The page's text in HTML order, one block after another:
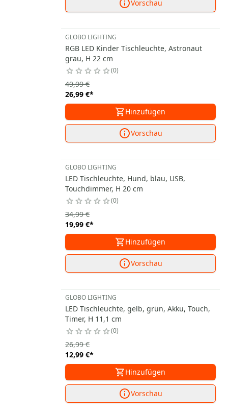
Vorschau
GLOBO LIGHTING
RGB LED Kinder Tischleuchte, Astronaut
grau, H 22 cm
0
26,99 €*
49,99 €
Hinzufügen
Vorschau
GLOBO LIGHTING
LED Tischleuchte, Hund, blau, USB,
Touchdimmer, H 20 cm
0
19,99 €*
34,99 €
Hinzufügen
Vorschau
GLOBO LIGHTING
LED Tischleuchte, gelb, grün, Akku, Touch,
Timer, H 11,1 cm
0
12,99 €*
26,99 €
Hinzufügen
Vorschau